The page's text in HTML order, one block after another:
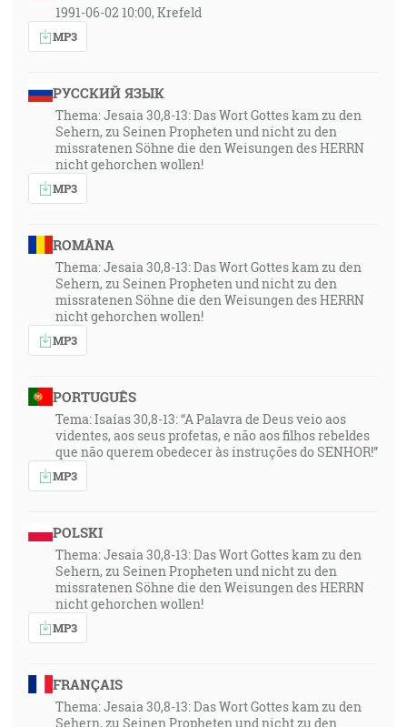
1991-06-02 10:00, Krefeld
MP3
РУССКИЙ ЯЗЫК
Thema: Jesaia 30,8-13: Das Wort Gottes kam zu den
Sehern, zu Seinen Propheten und nicht zu den
missratenen Söhne die den Weisungen des HERRN
nicht gehorchen wollen!
MP3
ROMÂNA
Thema: Jesaia 30,8-13: Das Wort Gottes kam zu den
Sehern, zu Seinen Propheten und nicht zu den
missratenen Söhne die den Weisungen des HERRN
nicht gehorchen wollen!
MP3
PORTUGUÊS
Tema: Isaías 30,8-13: “A Palavra de Deus veio aos
videntes, aos seus profetas, e não aos filhos rebeldes
que não querem obedecer às instruções do SENHOR!”
MP3
POLSKI
Thema: Jesaia 30,8-13: Das Wort Gottes kam zu den
Sehern, zu Seinen Propheten und nicht zu den
missratenen Söhne die den Weisungen des HERRN
nicht gehorchen wollen!
MP3
FRANÇAIS
Thema: Jesaia 30,8-13: Das Wort Gottes kam zu den
Sehern, zu Seinen Propheten und nicht zu den